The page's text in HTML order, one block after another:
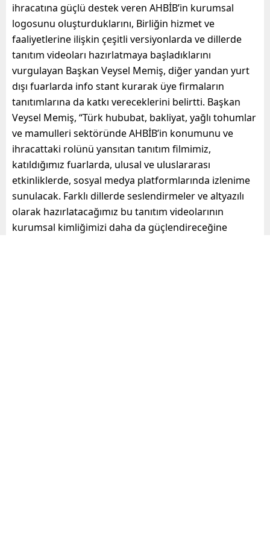
ihracatına güçlü destek veren AHBİB’in kurumsal
logosunu oluşturduklarını, Birliğin hizmet ve
faaliyetlerine ilişkin çeşitli versiyonlarda ve dillerde
tanıtım videoları hazırlatmaya başladıklarını
vurgulayan Başkan Veysel Memiş, diğer yandan yurt
dışı fuarlarda info stant kurarak üye firmaların
tanıtımlarına da katkı vereceklerini belirtti. Başkan
Veysel Memiş, “Türk hububat, bakliyat, yağlı tohumlar
ve mamulleri sektöründe AHBİB’in konumunu ve
ihracattaki rolünü yansıtan tanıtım filmimiz,
katıldığımız fuarlarda, ulusal ve uluslararası
etkinliklerde, sosyal medya platformlarında izlenime
sunulacak. Farklı dillerde seslendirmeler ve altyazılı
olarak hazırlatacağımız bu tanıtım videolarının
kurumsal kimliğimizi daha da güçlendireceğine